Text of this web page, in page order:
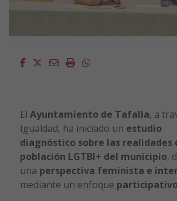
Facebook
Twitter
EmailImprimirWhatsapp
El Ayuntamiento de Tafalla, a
Igualdad, ha iniciado un estudio
diagnóstico sobre las realidades
población LGTBI+ del municipio,
una perspectiva feminista e
mediante un enfoque participativo